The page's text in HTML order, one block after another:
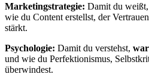
Marketingstrategie: Damit du weißt,
wie du Content erstellst, der
stärkt.
Psychologie: Damit du verstehst,
und wie du Perfektionismus,
überwindest.